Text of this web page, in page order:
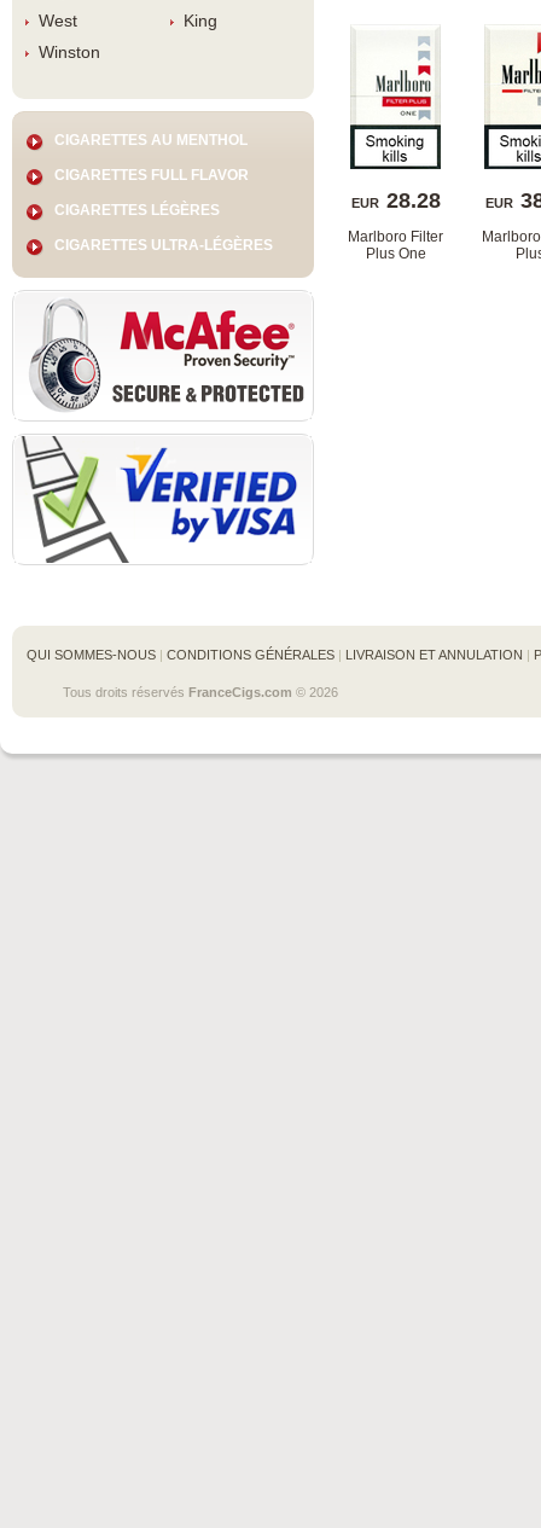
West
King
Winston
CIGARETTES AU MENTHOL
CIGARETTES FULL FLAVOR
CIGARETTES LÉGÈRES
CIGARETTES ULTRA-LÉGÈRES
EUR 28.28
Marlboro Filter
Plus One
EUR
QUI SOMMES-NOUS | CONDITIONS GÉNÉRALES | LIVRAISON ET ANNULATION |
Tous droits réservés FranceCigs.com © 2026